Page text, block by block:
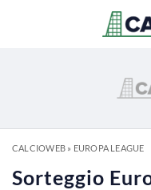
CALCIOWEB» EUROPA LEAGUE
Sorteggio